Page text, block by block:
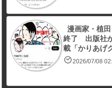
漫画家・植
終了 出版社
載「かりあげ
2026/07/08